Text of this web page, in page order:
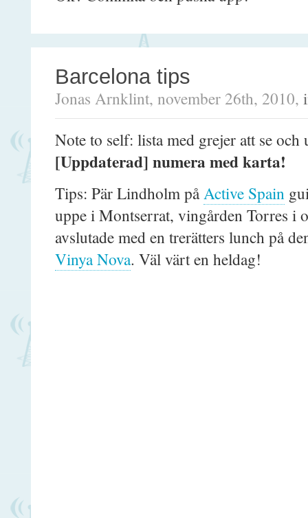
Barcelona tips
Jonas Arnklint, november 26th, 2010,
Note to self: lista med grejer att se och
[Uppdaterad] numera med karta!
Tips: Pär Lindholm påActive Spain
uppe i Montserrat, vingården Torres i
avslutade med en trerätters lunch på
Vinya Nova. Väl värt en heldag!